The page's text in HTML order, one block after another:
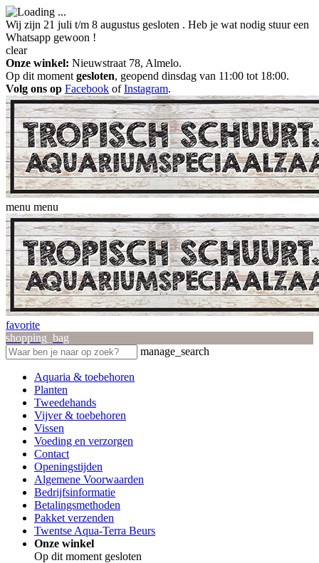
Wij zijn 21 juli t/m 8 augustus gesloten . Heb je wat nodig stuur een
Whatsapp gewoon !
clear
Onze winkel: Nieuwstraat 78, Almelo.
Op dit moment gesloten, geopend dinsdag van 11:00 tot 18:00.
Volg ons op Facebook ofInstagram.
menu menu
favorite
shopping_bag
manage_search
Aquaria & toebehoren
Planten
Tweedehands
Vijver & toebehoren
Vissen
Voeding en verzorgen
Contact
Openingstijden
Algemene Voorwaarden
Bedrijfsinformatie
Betalingsmethoden
Pakket verzenden
Twentse Aqua-Terra Beurs
Onze winkel
Op dit moment gesloten